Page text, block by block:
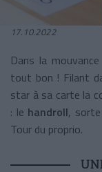
17.10.2022
Dans la mouvance
tout bon ! Filant
star à sa carte la
: le handroll,
Tour du proprio.